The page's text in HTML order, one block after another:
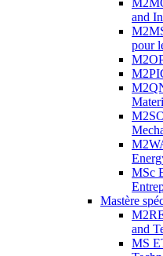
and
pour
MSc
Mastère
and
MS